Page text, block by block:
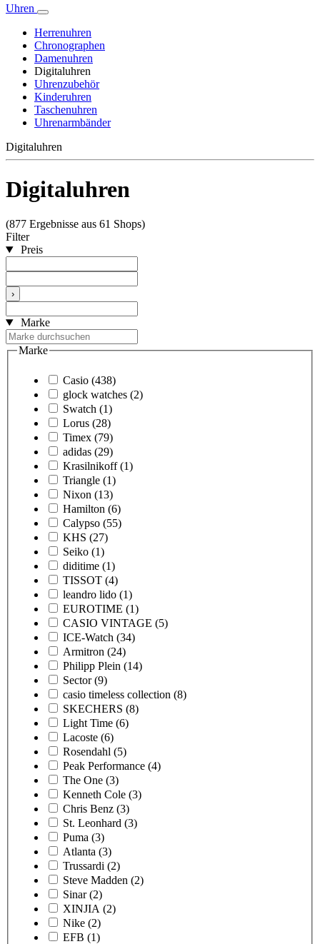
Uhren
Herrenuhren
Chronographen
Damenuhren
Digitaluhren
Uhrenzubehör
Kinderuhren
Taschenuhren
Uhrenarmbänder
Digitaluhren
Digitaluhren
(877 Ergebnisse aus 61 Shops)
Filter
Preis
›
Marke
Marke
Casio (438)
glock watches (2)
Swatch (1)
Lorus (28)
Timex (79)
adidas (29)
Krasilnikoff (1)
Triangle (1)
Nixon (13)
Hamilton (6)
Calypso (55)
KHS (27)
Seiko (1)
diditime (1)
TISSOT (4)
leandro lido (1)
EUROTIME (1)
CASIO VINTAGE (5)
ICE-Watch (34)
Armitron (24)
Philipp Plein (14)
Sector (9)
casio timeless collection (8)
SKECHERS (8)
Light Time (6)
Lacoste (6)
Rosendahl (5)
Peak Performance (4)
The One (3)
Kenneth Cole (3)
Chris Benz (3)
St. Leonhard (3)
Puma (3)
Atlanta (3)
Trussardi (2)
Steve Madden (2)
Sinar (2)
XINJIA (2)
Nike (2)
EFB (1)